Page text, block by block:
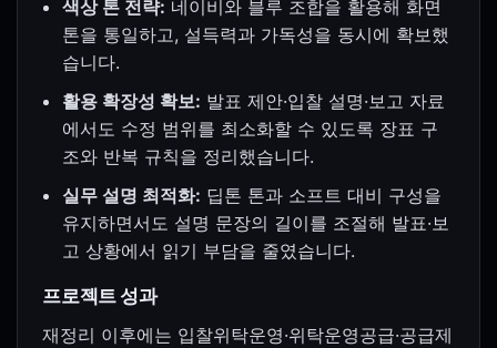
색상 톤 전략: 네이비와 블루 조합을 활용해 화면
톤을 통일하고, 설득력과 가독성을 동시에 확보했
습니다.
활용 확장성 확보: 발표 제안·입찰 설명·보고 자료
에서도 수정 범위를 최소화할 수 있도록 장표 구
조와 반복 규칙을 정리했습니다.
실무 설명 최적화: 딥톤 톤과 소프트 대비 구성을
유지하면서도 설명 문장의 길이를 조절해 발표·보
고 상황에서 읽기 부담을 줄였습니다.
프로젝트 성과
재정리 이후에는 입찰위탁운영·위탁운영공급·공급제